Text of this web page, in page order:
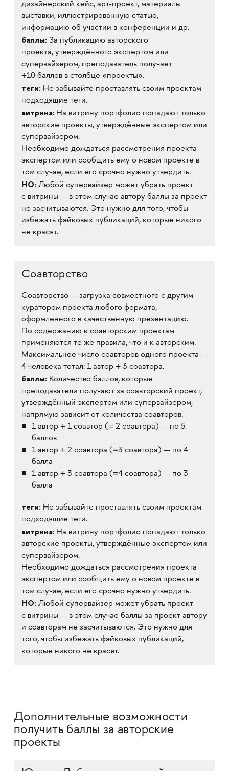
дизайнерский кейс, арт-проект, материалы
выставки, иллюстрированную статью,
информацию об участии в конференции и др.
баллы: За публикацию авторского
проекта, утверждённого экспертом или
супервайзером, преподаватель получает
+10 баллов в столбце «проекты».
теги: Не забывайте проставлять своим проектам
подходящие теги.
витрина: На витрину портфолио попадают только
авторские проекты, утверждённые экспертом или
супервайзером.
Необходимо дождаться рассмотрения проекта
экспертом или сообщить ему о новом проекте в
том случае, если его срочно нужно утвердить.
НО: Любой супервайзер может убрать проект
с витрины — в этом случае автору баллы за проект
не засчитываются. Это нужно для того, чтобы
избежать фэйковых публикаций, которые никого
не красят.
Соавторство
Соавторство — загрузка совместного с другим
куратором проекта любого формата,
оформленного в качественную презентацию.
По содержанию к соавторским проектам
применяются те же правила, что и к авторским.
Максимальное число соавторов одного проекта —
4 человека тотал: 1 автор + 3 соавтора.
баллы: Количество баллов, которые
преподаватели получают за соавторский проект,
утверждённый экспертом или супервайзером,
напрямую зависит от количества соавторов.
1 автор + 1 соавтор (= 2 соавтора) — по 5
баллов
1 автор + 2 соавтора (=3 соавтора) — по 4
балла
1 автор + 3 соавтора (=4 соавтора) — по 3
балла
теги: Не забывайте проставлять своим проектам
подходящие теги.
витрина: На витрину портфолио попадают только
авторские проекты, утверждённые экспертом или
супервайзером.
Необходимо дождаться рассмотрения проекта
экспертом или сообщить ему о новом проекте в
том случае, если его срочно нужно утвердить.
НО: Любой супервайзер может убрать проект
с витрины — в этом случае баллы за проект автору
и соавторам не засчитываются. Это нужно для
того, чтобы избежать фэйковых публикаций,
которые никого не красят.
Дополнительные возможности
получить баллы за авторские
проекты